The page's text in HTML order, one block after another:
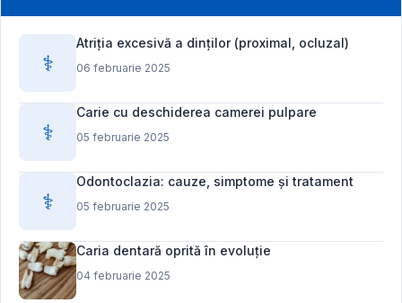
⚕️
Atriția excesivă a dinților (proximal, ocluzal)
06 februarie 2025
⚕️
Carie cu deschiderea camerei pulpare
05 februarie 2025
⚕️
Odontoclazia: cauze, simptome și tratament
05 februarie 2025
Caria dentară oprită în evoluție
04 februarie 2025